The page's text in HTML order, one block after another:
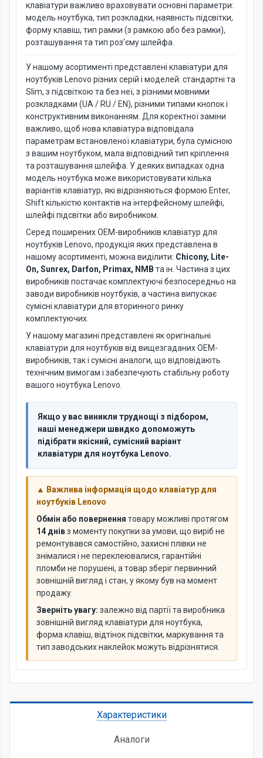
клавіатури важливо враховувати основні параметри:
модель ноутбука, тип розкладки, наявність підсвітки,
форму клавіш, тип рамки (з рамкою або без рамки),
розташування та тип роз’єму шлейфа.
У нашому асортименті представлені клавіатури для
ноутбуків Lenovo різних серій і моделей: стандартні та
Slim, з підсвіткою та без неї, з різними мовними
розкладками (UA / RU / EN), різними типами кнопок і
конструктивним виконанням. Для коректної заміни
важливо, щоб нова клавіатура відповідала
параметрам встановленої клавіатури, була сумісною
з вашим ноутбуком, мала відповідний тип кріплення
та розташування шлейфа. У деяких випадках одна
модель ноутбука може використовувати кілька
варіантів клавіатур, які відрізняються формою Enter,
Shift кількістю контактів на інтерфейсному шлейфі,
шлейфі підсвітки або виробником.
Серед поширених OEM-виробників клавіатур для
ноутбуків Lenovo, продукція яких представлена в
нашому асортименті, можна виділити: Chicony, Lite-
On, Sunrex, Darfon, Primax, NMB та ін. Частина з цих
виробників постачає комплектуючі безпосередньо на
заводи виробників ноутбуків, а частина випускає
сумісні клавіатури для вторинного ринку
комплектуючих.
У нашому магазині представлені як оригінальні
клавіатури для ноутбуків від вищезгаданих OEM-
виробників, так і сумісні аналоги, що відповідають
технічним вимогам і забезпечують стабільну роботу
вашого ноутбука Lenovo.
Якщо у вас виникли труднощі з підбором,
наші менеджери швидко допоможуть
підібрати якісний, сумісний варіант
клавіатури для ноутбука Lenovo.
▲ Важлива інформація щодо клавіатур для
ноутбуків Lenovo
Обмін або повернення товару можливі протягом
14 днівз моменту покупки за умови, що виріб не
ремонтувався самостійно, захисні плівки не
знімалися і не переклеювалися, гарантійні
пломби не порушені, а товар зберіг первинний
зовнішній вигляд і стан, у якому був на момент
продажу.
Зверніть увагу: залежно від партії та виробника
зовнішній вигляд клавіатури для ноутбука,
форма клавіш, відтінок підсвітки, маркування та
тип заводських наклейок можуть відрізнятися.
Характеристики
Аналоги